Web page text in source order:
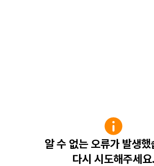
알 수 없는 오류가 발생
다시 시도해주세요.